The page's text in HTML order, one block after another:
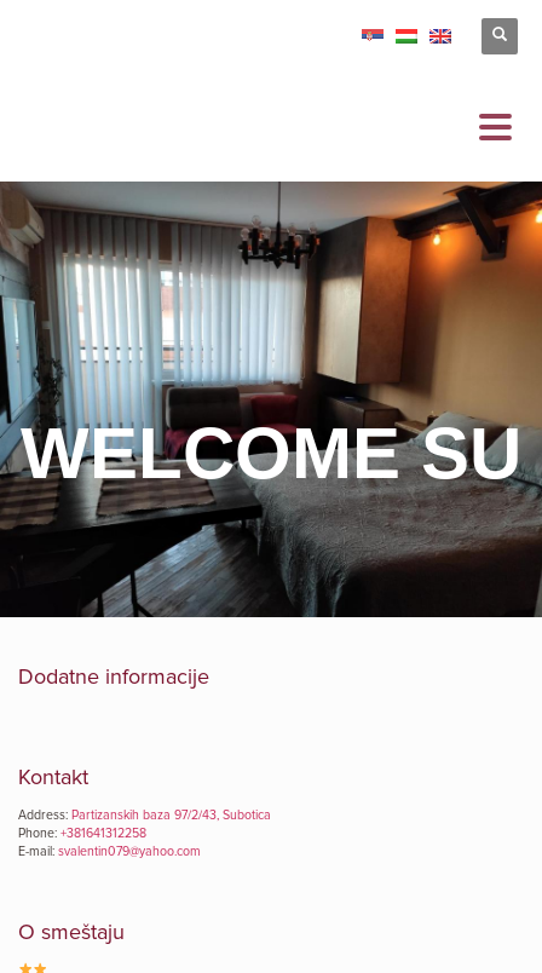
WELCOME SU
Dodatne informacije
Kontakt
Address: Partizanskih baza 97/2/43, Subotica
Phone: +381641312258
E-mail: svalentin079@yahoo.com
O smeštaju